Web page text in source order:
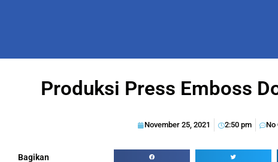
Produksi Press Emboss
November 25, 2021 2:50 pm No
Bagikan